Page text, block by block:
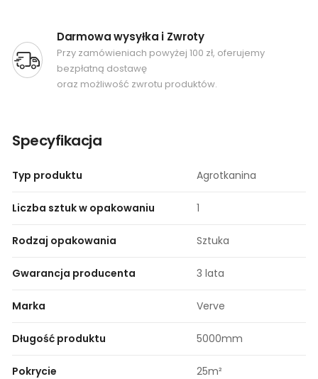
Darmowa wysyłka i Zwroty
Przy zamówieniach powyżej 100 zł, oferujemy
bezpłatną dostawę
oraz możliwość zwrotu produktów.
Specyfikacja
Typ produktu Agrotkanina
Liczba sztuk w opakowaniu 1
Rodzaj opakowania Sztuka
Gwarancja producenta 3 lata​
Marka Verve
Długość produktu 5000mm
Pokrycie 25m²